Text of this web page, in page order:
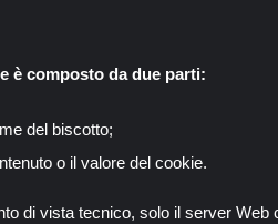
è composto da due parti:
del biscotto;
o il valore del cookie.
di vista tecnico, solo il server